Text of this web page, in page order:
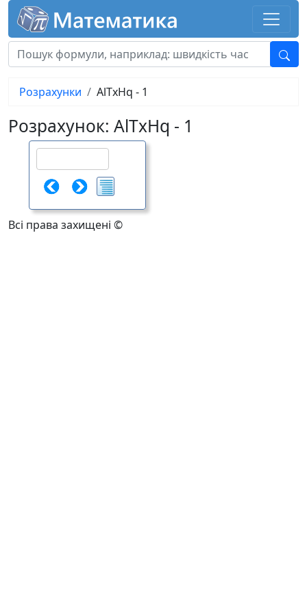
Розрахунки AlTxHq - 1
Розрахунок: AlTxHq - 1
Всі права захищені ©